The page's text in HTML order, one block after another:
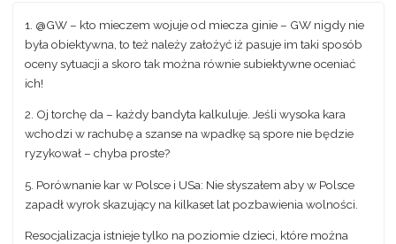
1. @GW – kto mieczem wojuje od miecza ginie – GW nigdy nie
była obiektywna, to też należy założyć iż pasuje im taki sposób
oceny sytuacji a skoro tak można równie subiektywne oceniać
ich!
2. Oj torchę da – każdy bandyta kalkuluje. Jeśli wysoka kara
wchodzi w rachubę a szanse na wpadkę są spore nie będzie
ryzykował – chyba proste?
5. Porównanie kar w Polsce i USa: Nie słyszałem aby w Polsce
zapadł wyrok skazujący na kilkaset lat pozbawienia wolności.
Resocjalizacja istnieje tylko na poziomie dzieci, które można